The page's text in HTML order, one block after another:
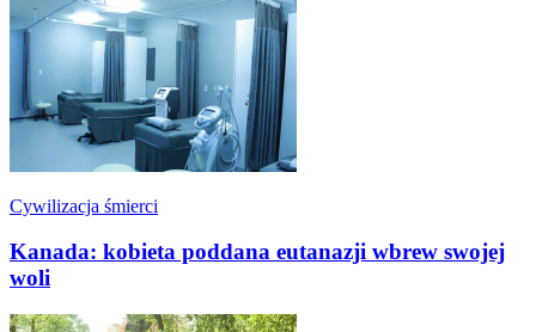
Cywilizacja śmierci
Kanada: kobieta poddana eutanazji wbrew swojej
woli